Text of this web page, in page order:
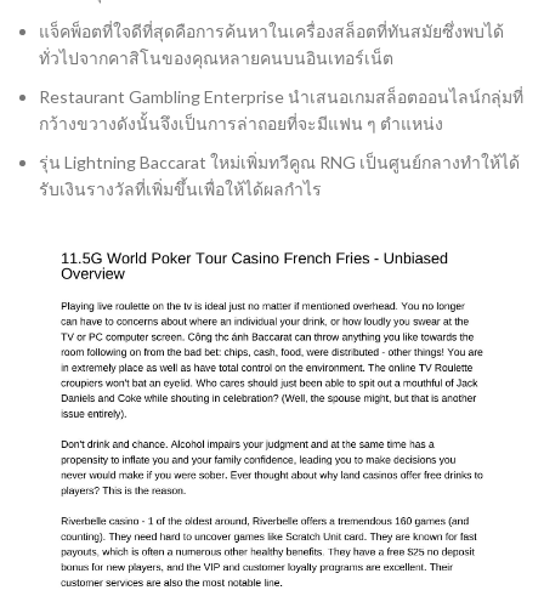
แจ็คพ็อตที่ใจดีที่สุดคือการค้นหาในเครื่องสล็อตที่ทันสมัยซึ่งพบได้
ทั่วไปจากคาสิโนของคุณหลายคนบนอินเทอร์เน็ต
Restaurant Gambling Enterprise นำเสนอเกมสล็อตออนไลน์กลุ่มที่
กว้างขวางดังนั้นจึงเป็นการล่าถอยที่จะมีแฟน ๆ ตำแหน่ง
รุ่น Lightning Baccarat ใหม่เพิ่มทวีคูณ RNG เป็นศูนย์กลางทำให้ได้
รับเงินรางวัลที่เพิ่มขึ้นเพื่อให้ได้ผลกำไร